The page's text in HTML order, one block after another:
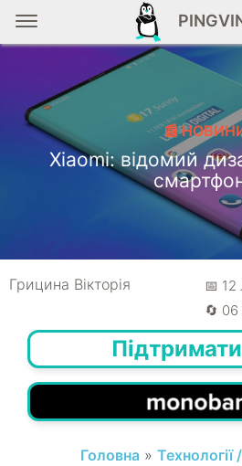
📰
Xiaomi: відомий
Грицина Вікторія
📅
🔄
Головна »